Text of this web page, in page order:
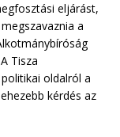
eljárást,
a
Tisza
oldalról a
kérdés az